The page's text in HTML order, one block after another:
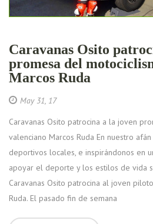
Caravanas Osito
promesa del
Marcos Ruda
May 31, 17
Caravanas Osito patrocina a la joven
valenciano Marcos Ruda En nuestro
deportivos locales, e inspirándonos en
apoyar el deporte y los estilos de vida
Caravanas Osito patrocina al joven
Ruda. El pasado fin de semana